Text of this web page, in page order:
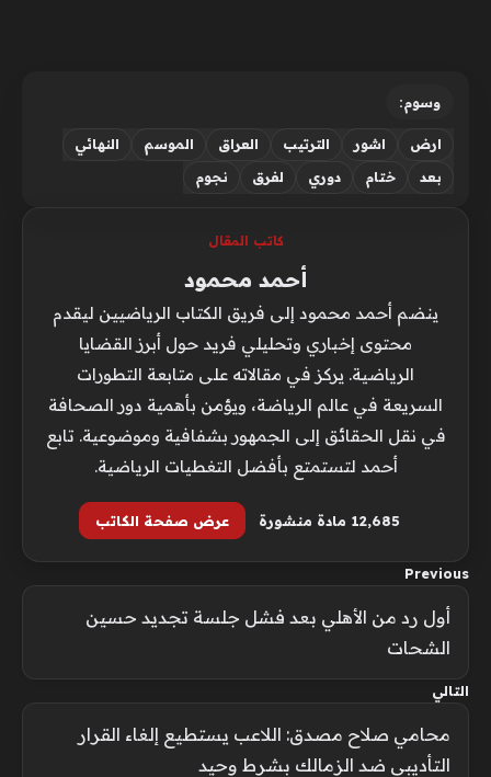
وسوم:
ارض اشور الترتيب العراق الموسم
النهائي
بعد
ختام دوري لفرق نجوم
كاتب المقال
أحمد محمود
ينضم أحمد محمود إلى فريق الكتاب الرياضيين ليقدم
محتوى إخباري وتحليلي فريد حول أبرز القضايا
الرياضية. يركز في مقالاته على متابعة التطورات
السريعة في عالم الرياضة، ويؤمن بأهمية دور الصحافة
في نقل الحقائق إلى الجمهور بشفافية وموضوعية. تابع
أحمد لتستمتع بأفضل التغطيات الرياضية.
12٬685 مادة منشورة عرض صفحة الكاتب
Previous
أول رد من الأهلي بعد فشل جلسة تجديد حسين
الشحات
التالي
محامي صلاح مصدق: اللاعب يستطيع إلغاء القرار
التأديبي ضد الزمالك بشرط وحيد